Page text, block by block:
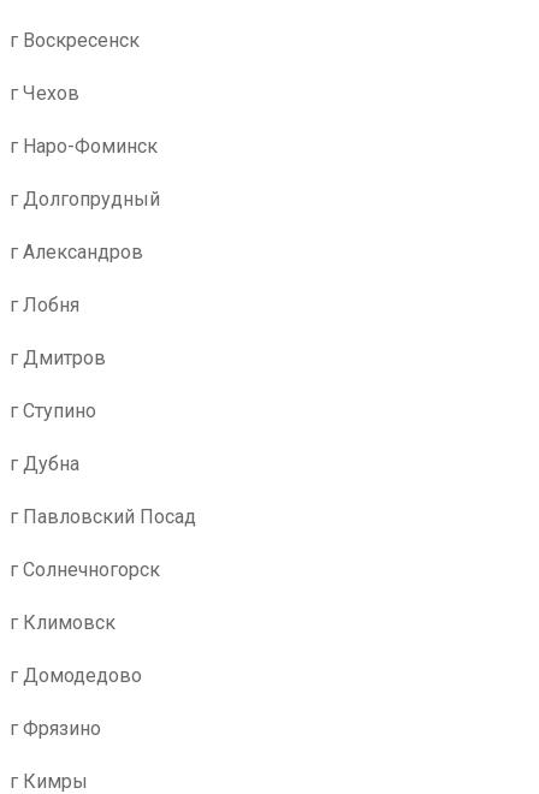
г Воскресенск
г Чехов
г Наро-Фоминск
г Долгопрудный
г Александров
г Лобня
г Дмитров
г Ступино
г Дубна
г Павловский Посад
г Солнечногорск
г Климовск
г Домодедово
г Фрязино
г Кимры